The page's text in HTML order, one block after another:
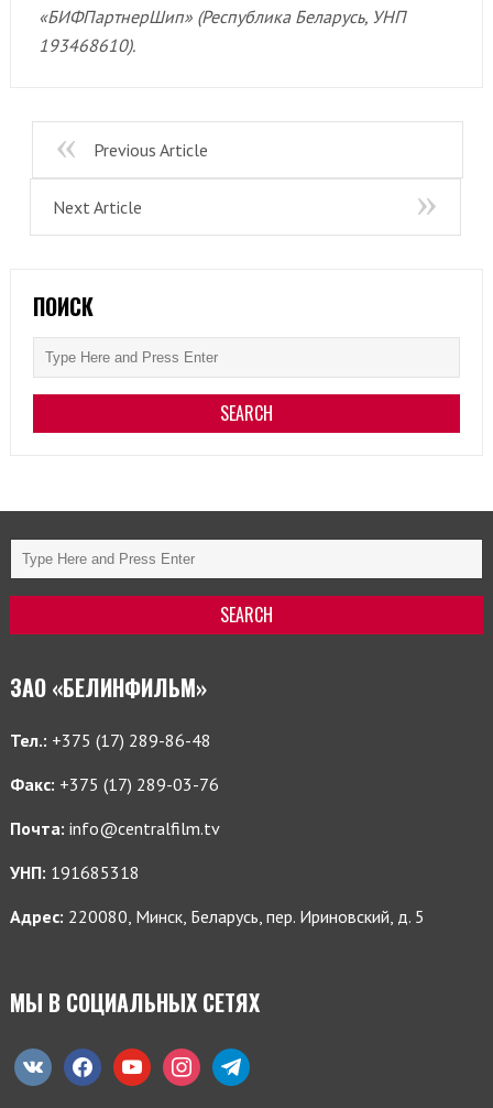
«БИФПартнерШип» (Республика Беларусь, УНП
193468610).
Previous Article
Next Article
ПОИСК
ЗАО «БЕЛИНФИЛЬМ»
Тел.: +375 (17) 289-86-48
Факс: +375 (17) 289-03-76
Почта: info@centralfilm.tv
УНП: 191685318
Адрес: 220080, Минск, Беларусь, пер. Ириновский, д. 5
МЫ В СОЦИАЛЬНЫХ СЕТЯХ
vkontaktefacebookyoutube instagramtelegram